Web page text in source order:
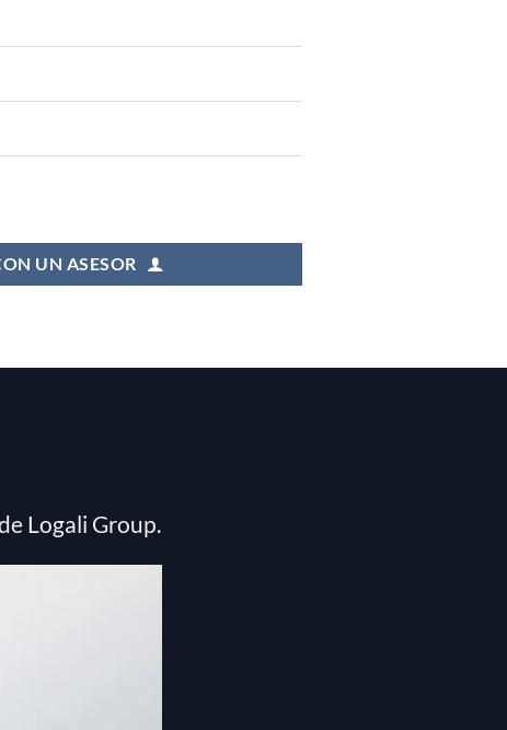
UN ASESOR
Logali Group.